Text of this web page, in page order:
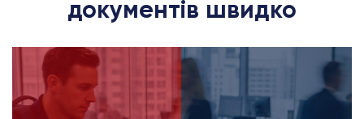
документів швидко